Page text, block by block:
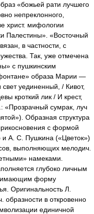
«божьей рати лучшего
непреклонного,
христ. мифологии
Палестины». «Восточный
в частности, с
Так, уже отмечена
с пушкинским
образа Марии —
уединенный, / Кивот,
кроткий лик / И крест,
«Прозрачный сумрак, луч
Образная структура
с формой
и А. С. Пушкина («Цветок»)
выполняющих мелодич.
намеками.
глубоко личным
форму
Оригинальность Л.
образности в откровенно
единичной